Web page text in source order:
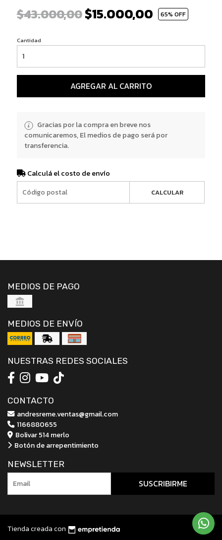
$43.000,00$15.000,00 65% OFF
Cantidad
AGREGAR AL CARRITO
Gracias por la compra en breve nos
comunicaremos, El medios de pago será por
transferencia.
Calculá el costo de envío
CALCULAR
MEDIOS DE PAGO
MEDIOS DE ENVÍO
NUESTRAS REDES SOCIALES
CONTACTO
andresreme.ventas@gmail.com
1166880655
Bolivar 514 merlo
Botón de arrepentimiento
NEWSLETTER
SUSCRIBIRME
Tienda creada con